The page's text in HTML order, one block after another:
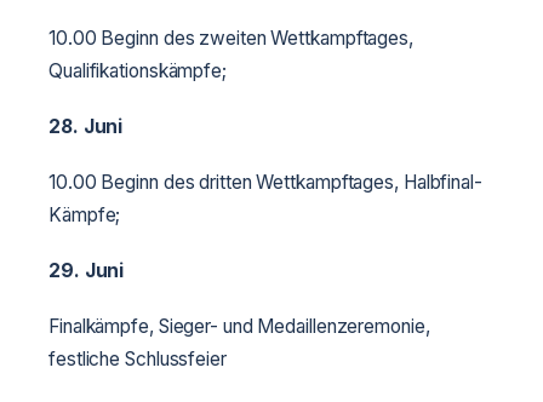
10.00 Beginn des zweiten Wettkampftages,
Qualifikationskämpfe;
28. Juni
10.00 Beginn des dritten Wettkampftages, Halbfinal-
Kämpfe;
29. Juni
Finalkämpfe, Sieger- und Medaillenzeremonie,
festliche Schlussfeier